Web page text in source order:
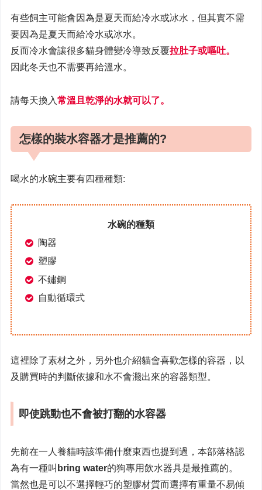
有些飼主可能會因為是夏天而給冷水或冰水，但其實不需
要因為是夏天而給冷水或冰水。
反而冷水會讓很多貓身體變冷導致反覆拉肚子或嘔吐。
因此冬天也不需要再給溫水。
請每天換入常溫且乾淨的水就可以了。
怎樣的裝水容器才是推薦的?
喝水的水碗主要有四種種類:
水碗的種類
陶器
塑膠
不鏽鋼
自動循環式
這裡除了素材之外，另外也介紹貓會喜歡怎樣的容器，以
及購買時的判斷依據和水不會濺出來的容器類型。
即使跳動也不會被打翻的水容器
先前在一人養貓時該準備什麼東西也提到過，本部落格認
為有一種叫 bring water的狗專用飲水器具是最推薦的。
當然也是可以不選擇輕巧的塑膠材質而選擇有重量不易傾